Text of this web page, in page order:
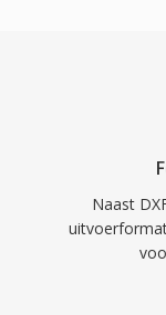
Naast